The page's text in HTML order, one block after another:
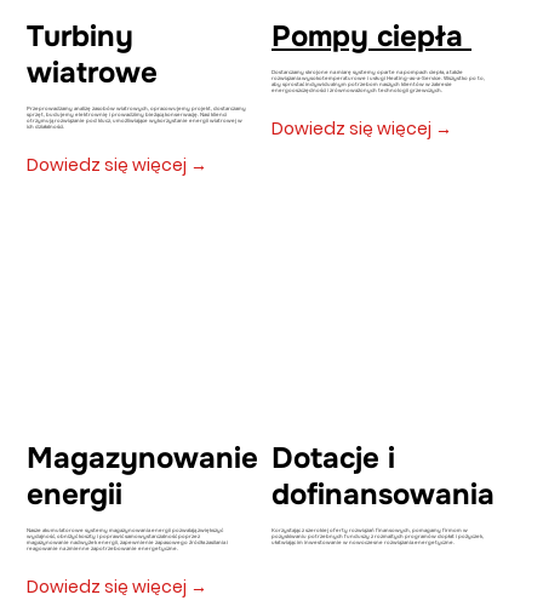
Turbiny
wiatrowe
Przeprowadzamy analizę zasobów wiatrowych, opracowujemy projekt, dostarczamy
sprzęt, budujemy elektrownię i prowadzimy bieżącą konserwację. Nasi klienci
otrzymują rozwiązanie pod klucz, umożliwiające wykorzystanie energii wiatrowej w
ich działalności.
Dowiedz się więcej →
Pompy ciepła
Dostarczamy skrojone na miarę systemy oparte na pompach ciepła, a także
rozwiązania wysokotemperaturowe i usługi Heating-as-a-Service. Wszystko po to,
aby sprostać indywidualnym potrzebom naszych klientów w zakresie
energooszczędności i zrównoważonych technologii grzewczych.
Dowiedz się więcej →
Magazynowanie
energii
Nasze akumulatorowe systemy magazynowania energii pozwalają zwiększyć
wydajność, obniżyć koszty i poprawić samowystarczalność poprzez
magazynowanie nadwyżek energii, zapewnienie zapasowego źródła zasilania i
reagowanie na zmienne zapotrzebowanie energetyczne.
Dowiedz się więcej →
Dotacje i
dofinansowania
Korzystając z szerokiej oferty rozwiązań finansowych, pomagamy firmom w
pozyskiwaniu potrzebnych funduszy z rozmaitych programów dopłat i pożyczek,
ułatwiając im inwestowanie w nowoczesne rozwiązania energetyczne.